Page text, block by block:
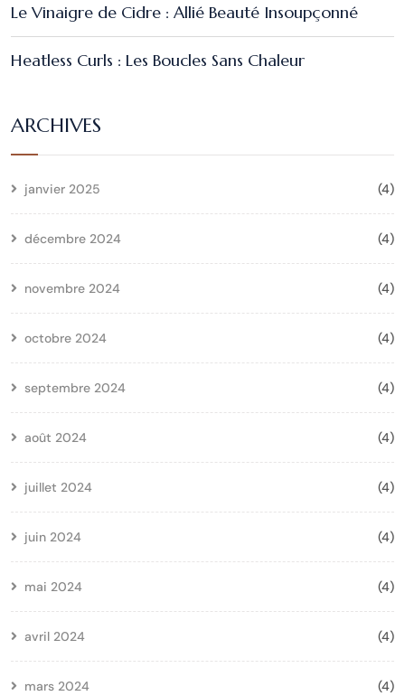
Le Vinaigre de Cidre : Allié Beauté Insoupçonné
Heatless Curls : Les Boucles Sans Chaleur
ARCHIVES
janvier 2025 (4)
décembre 2024 (4)
novembre 2024 (4)
octobre 2024 (4)
septembre 2024 (4)
août 2024 (4)
juillet 2024 (4)
juin 2024 (4)
mai 2024 (4)
avril 2024 (4)
mars 2024 (4)